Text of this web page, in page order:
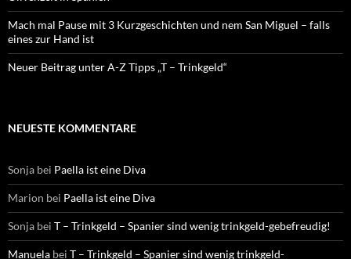
Mach mal Pause mit 3 Kurzgeschichten und nem San Miguel – falls
eines zur Hand ist
Neuer Beitrag unter A-Z Tipps „T – Trinkgeld“
NEUESTE KOMMENTARE
Sonja bei Paella ist eine Diva
Marion bei Paella ist eine Diva
Sonja bei T – Trinkgeld – Spanier sind wenig trinkgeld-gebefreudig!
Manuela bei T – Trinkgeld – Spanier sind wenig trinkgeld-